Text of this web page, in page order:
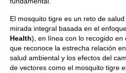
El mosquito tigre es un reto de
mirada integral basada en el
Health), en línea con lo recogido en
que reconoce la estrecha relación
salud ambiental y los efectos del
de vectores como el mosquito tigre